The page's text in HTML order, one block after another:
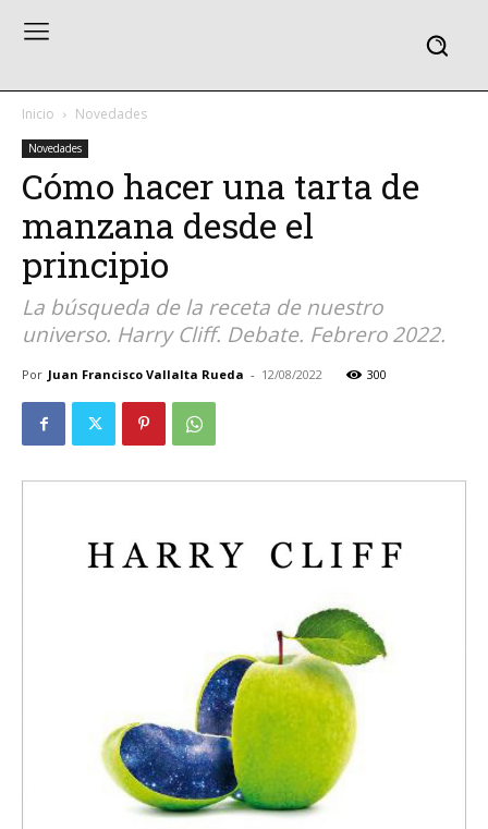
Inicio Novedades
Novedades
Cómo hacer una tarta de
manzana desde el
principio
La búsqueda de la receta de nuestro
universo. Harry Cliff. Debate. Febrero 2022.
Por Juan Francisco Vallalta Rueda - 12/08/2022 300